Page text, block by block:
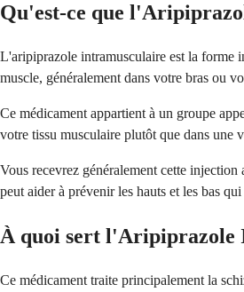
Qu'est-ce que
L'aripiprazole intramusculaire est la forme
muscle, généralement dans votre bras ou
Ce médicament appartient à un groupe
votre tissu musculaire plutôt que dans une
Vous recevrez généralement cette
peut aider à prévenir les hauts et les bas
À quoi sert l'Aripiprazole
Ce médicament traite principalement la